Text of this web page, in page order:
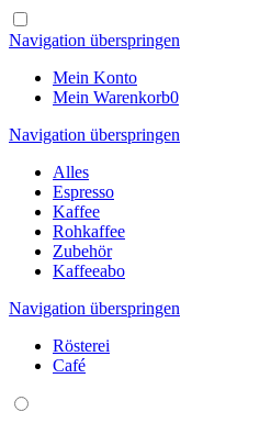
Navigation überspringen
Mein Konto
Mein Warenkorb0
Navigation überspringen
Alles
Espresso
Kaffee
Rohkaffee
Zubehör
Kaffeeabo
Navigation überspringen
Rösterei
Café